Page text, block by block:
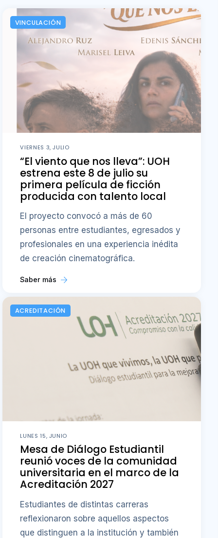
VINCULACIÓN
VIERNES 3, JULIO
“El viento que nos lleva”: UOH
estrena este 8 de julio su
primera película de ficción
producida con talento local
El proyecto convocó a más de 60
personas entre estudiantes, egresados y
profesionales en una experiencia inédita
de creación cinematográfica.
Saber más
ACREDITACIÓN
LUNES 15, JUNIO
Mesa de Diálogo Estudiantil
reunió voces de la comunidad
universitaria en el marco de la
Acreditación 2027
Estudiantes de distintas carreras
reflexionaron sobre aquellos aspectos
que distinguen a la institución y también